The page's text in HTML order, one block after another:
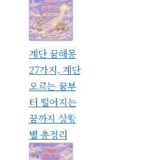
계단 꿈해몽
27가지, 계단
오르는 꿈부
터 떨어지는
꿈까지 상황
별 총정리